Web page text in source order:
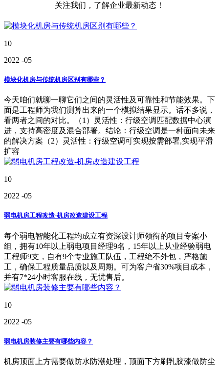
关注我们，了解企业最新动态！
10
2022 -05
模块化机房与传统机房区别有哪些？
今天咱们就聊一聊它们之间的灵活性及可靠性和节能效果。下
面是工程师为我们测算出来的一个模拟结果显示。话不多说，
看两者之间的对比。（1）灵活性：行级空调匹配数据中心演
进，支持高密度及混合部署。结论：行级空调是一种面向未来
的解决方案（2）灵活性：行级空调可实现按需部署,实现平滑
扩容
10
2022 -05
弱电机房工程改造-机房改造建设工程
每个弱电智能化工程均成立有资深设计师领衔的项目专案小
组，拥有10年以上弱电项目经理9名，15年以上从业经验弱电
工程师9支，自有9个专业施工队伍，工程绝不外包，严格施
工，确保工程质量品质以及周期。可为客户省30%项目成本，
并有7*24小时客服在线，无忧售后。
10
2022 -05
弱电机房装修主要有哪些内容？
机房顶面上方需要做防水防潮处理，顶面下方刷乳胶漆做防尘